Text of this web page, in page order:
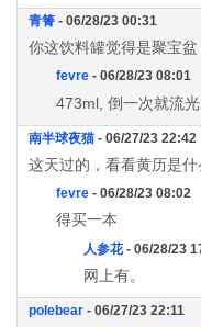
青箐 - 06/28/23 00:31
你这饮料罐觉得是聚宝
fevre - 06/28/23 08:01
473ml, 倒一次就流
南半球夜猫 - 06/27/23 22:42
这天过的，看看黄历是
fevre - 06/28/23 08:02
得买一本
人参花- 06/28/23
网上有。
polebear - 06/27/23 22:11